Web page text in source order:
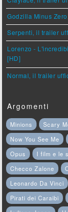
Godzilla Minus
Serpenti, il trailer
Lorenzo -
[HD]
Normal, il trailer
Argomenti
Minions Scary
Now You See Me
Opus
I film e le
Checco Zalone
Leonardo Da Vinci
Pirati dei Caraibi